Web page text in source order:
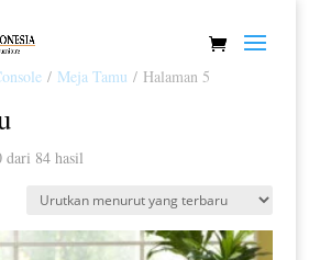
/ Meja Tamu / Halaman 5
dari 84 hasilDiurutkan
yang
terbaru